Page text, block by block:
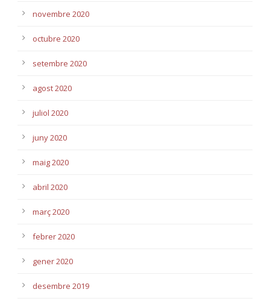
novembre 2020
octubre 2020
setembre 2020
agost 2020
juliol 2020
juny 2020
maig 2020
abril 2020
març 2020
febrer 2020
gener 2020
desembre 2019